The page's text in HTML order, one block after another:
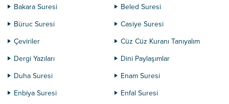
Bakara Suresi
Beled Suresi
Büruc Suresi
Casiye Suresi
Çeviriler
Cüz Cüz Kuranı Tanıyalım
Dergi Yazıları
Dini Paylaşımlar
Duha Suresi
Enam Suresi
Enbiya Suresi
Enfal Suresi